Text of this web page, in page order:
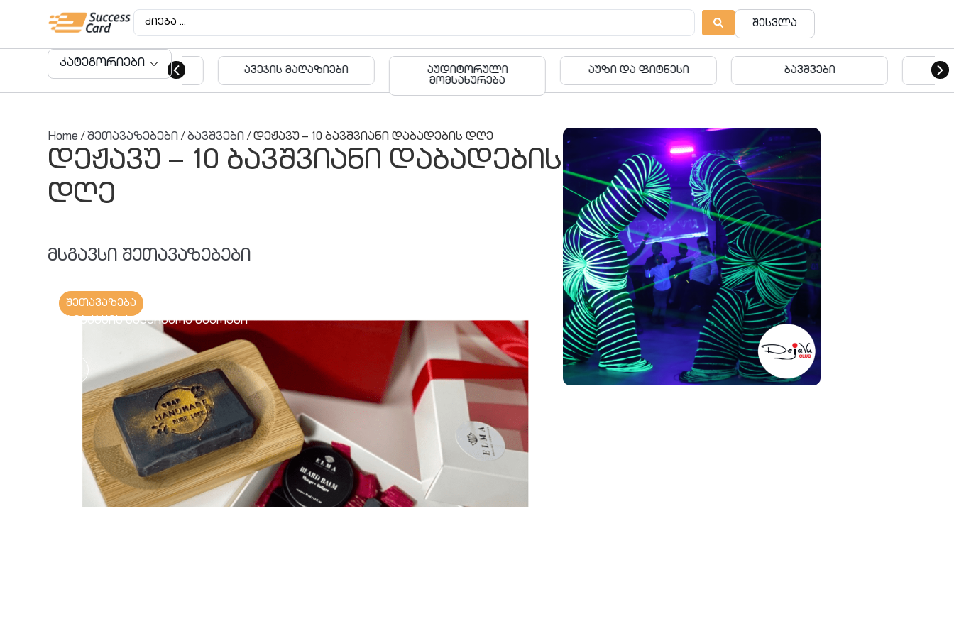
შესვლა
კატეგორიები
ავეჯის მაღაზიები
აუდიტორული
აუზი და ფიტნესი ბავშვები ბავშვები
Home /შეთავაზებები /ბავშვები / დეჟავუ – 10 ბავშვიანი დაბადების დღე
დეჟავუ – 10 ბავშვიანი დაბადების
დღე
მსგავსი შეთავაზებები
შეთავაზება
მამაკაცის სასაჩუქრე ნაკრები
შეთავაზება
ქალის სასაჩუქრე ნაკრები #1